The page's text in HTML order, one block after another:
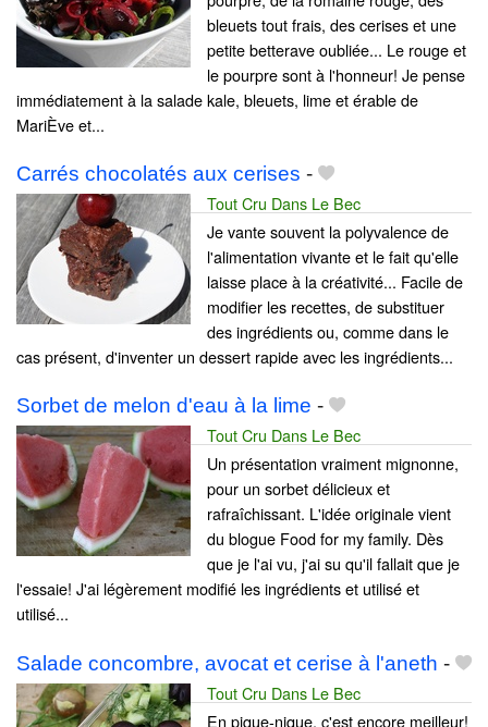
bleuets tout frais, des cerises et une
petite betterave oubliée... Le rouge et
le pourpre sont à l'honneur! Je pense
immédiatement à la salade kale, bleuets, lime et érable de
MariÈve et...
Carrés chocolatés aux cerises -
Tout Cru Dans Le Bec
Je vante souvent la polyvalence de
l'alimentation vivante et le fait qu'elle
laisse place à la créativité... Facile de
modifier les recettes, de substituer
des ingrédients ou, comme dans le
cas présent, d'inventer un dessert rapide avec les ingrédients...
Sorbet de melon d'eau à la lime -
Tout Cru Dans Le Bec
Un présentation vraiment mignonne,
pour un sorbet délicieux et
rafraîchissant. L'idée originale vient
du blogue Food for my family. Dès
que je l'ai vu, j'ai su qu'il fallait que je
l'essaie! J'ai légèrement modifié les ingrédients et utilisé et
utilisé...
Salade concombre, avocat et cerise à l'aneth -
Tout Cru Dans Le Bec
En pique-nique, c'est encore meilleur!